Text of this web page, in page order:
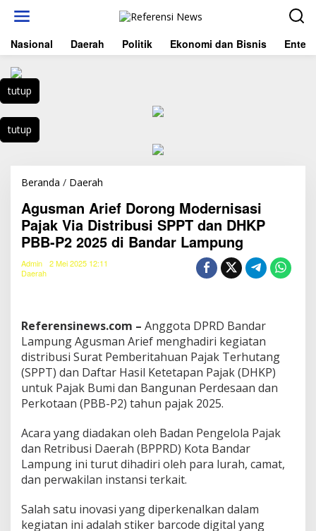
t
k
k
o
t
Nasional Daerah Politik Ekonomi dan Bisnis
tutup
tutup
Beranda / Daerah
u
s
m
a
n
A
f
D
o
r
o
n
g
M
d
e
r
n
a
s
Agusman Arief Dorong Modernisasi
Pajak Via Distribusi SPPT dan DHKP
PBB-P2 2025 di Bandar Lampung
Admin
2 Mei 2025 12:11
Daerah
Referensinews.com – Anggota DPRD Bandar
Lampung Agusman Arief menghadiri kegiatan
distribusi Surat Pemberitahuan Pajak Terhutang
(SPPT) dan Daftar Hasil Ketetapan Pajak (DHKP)
untuk Pajak Bumi dan Bangunan Perdesaan dan
Perkotaan (PBB-P2) tahun pajak 2025.
Acara yang diadakan oleh Badan Pengelola Pajak
dan Retribusi Daerah (BPPRD) Kota Bandar
Lampung ini turut dihadiri oleh para lurah, camat,
dan perwakilan instansi terkait.
Salah satu inovasi yang diperkenalkan dalam
kegiatan ini adalah stiker barcode digital yang